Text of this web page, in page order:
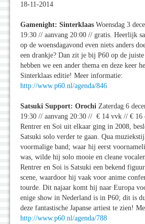
18-11-2014
Gamenight: Sinterklaas Woensdag 3
19:30 // aanvang 20:00 // gratis. Heerlijk
op de woensdagavond even niets anders
een drankje? Dan zit je bij P60 op de
hebben we een ander thema en deze keer
Sinterklaas editie! Meer informatie:
http://www.p60.nl/agenda/846
Satsuki Support: Orochi Zaterdag 6
19:30 // aanvang 20:30 // € 14 vvk // € 16
Rentrer en Soi uit elkaar ging in 2008,
Satsuki solo verder te gaan. Qua
voormalige band; waar hij eerst
was, wilde hij solo mooie en cleane
Rentrer en Soi is Satsuki een bekend
scene, waardoor hij vaak voor anime
tourde. Dit najaar komt hij naar Europa
enige show in Nederland is in P60; dit is
deze fantastische Japanse artiest te zien!
http://www.p60.nl/agenda/788